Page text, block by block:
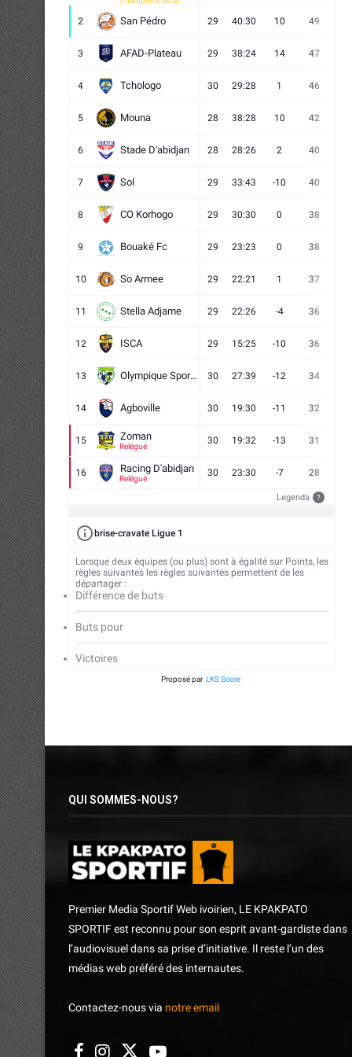
2 San Pédro 29 40:30 10 49
3 AFAD-Plateau 29 38:24 14 47
4 Tchologo 30 29:28 1 46
5 Mouna 28 38:28 10 42
6 Stade D'abidjan 28 28:26 2 40
7 Sol 29 33:43 -10 40
8 CO Korhogo 29 30:30 0 38
9 Bouaké Fc 29 23:23 0 38
10 So Armee 29 22:21 1 37
11 Stella Adjame 29 22:26 -4 36
12 ISCA 29 15:25 -10 36
13 Olympique Sport d'Abobo FC 30 27:39 -12 34
14 Agboville 30 19:30 -11 32
15 Zoman
Relégué
30 19:32 -13 31
16 Racing D'abidjan
Relégué
30 23:30 -7 28
Legenda ?
brise-cravate Ligue 1
Lorsque deux équipes (ou plus) sont à égalité sur Points, les
règles suivantes les règles suivantes permettent de les
départager :
Différence de buts
Buts pour
Victoires
Proposé par LKS Score
QUI SOMMES-NOUS?
Premier Media Sportif Web ivoirien, LE KPAKPATO
SPORTIF est reconnu pour son esprit avant-gardiste dans
l’audiovisuel dans sa prise d’initiative. Il reste l’un des
médias web préféré des internautes.
Contactez-nous via notre email